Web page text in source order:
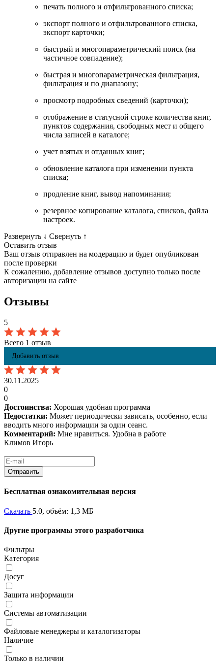
печать полного и отфильтрованного списка;
экспорт полного и отфильтрованного списка,
экспорт карточки;
быстрый и многопараметрический поиск (на
частичное совпадение);
быстрая и многопараметрическая фильтрация,
фильтрация и по диапазону;
просмотр подробных сведений (карточки);
отображение в статусной строке количества книг,
пунктов содержания, свободных мест и общего
числа записей в каталоге;
учет взятых и отданных книг;
обновление каталога при изменении пункта
списка;
продление книг, вывод напоминания;
резервное копирование каталога, списков, файла
настроек.
Развернуть ↓ Свернуть ↑
Оставить отзыв
Ваш отзыв отправлен на модерацию и будет опубликован
после проверки
К сожалению, добавление отзывов доступно только после
авторизации на сайте
Отзывы
5
Всего 1 отзыв
Добавить отзыв
30.11.2025
0
0
Достоинства: Хорошая удобная программа
Недостатки: Может периодически зависать, особенно, если
вводить много информации за один сеанс.
Комментарий: Мне нравиться. Удобна в работе
Климов Игорь
Бесплатная ознакомительная версия
Скачать 5.0, объём: 1,3 МБ
Другие программы этого разработчика
Фильтры
Категория
Досуг
Защита информации
Системы автоматизации
Файловые менеджеры и каталогизаторы
Наличие
Только в наличии